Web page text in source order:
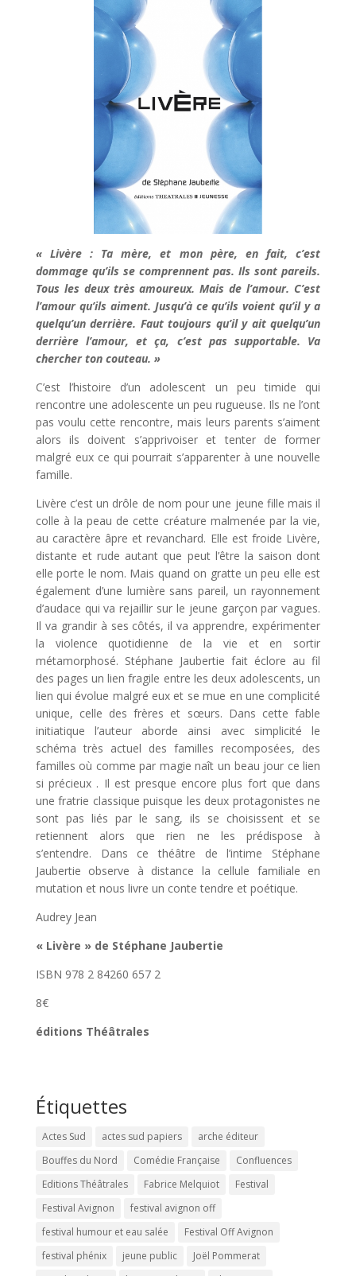
« Livère : Ta mère, et mon père, en fait, c’est
dommage qu’ils se comprennent pas. Ils sont pareils.
Tous les deux très amoureux. Mais de l’amour. C’est
l’amour qu’ils aiment. Jusqu’à ce qu’ils voient qu’il y a
quelqu’un derrière. Faut toujours qu’il y ait quelqu’un
derrière l’amour, et ça, c’est pas supportable. Va
chercher ton couteau. »
C’est l’histoire d’un adolescent un peu timide qui
rencontre une adolescente un peu rugueuse. Ils ne l’ont
pas voulu cette rencontre, mais leurs parents s’aiment
alors ils doivent s’apprivoiser et tenter de former
malgré eux ce qui pourrait s’apparenter à une nouvelle
famille.
Livère c’est un drôle de nom pour une jeune fille mais il
colle à la peau de cette créature malmenée par la vie,
au caractère âpre et revanchard. Elle est froide Livère,
distante et rude autant que peut l’être la saison dont
elle porte le nom. Mais quand on gratte un peu elle est
également d’une lumière sans pareil, un rayonnement
d’audace qui va rejaillir sur le jeune garçon par vagues.
Il va grandir à ses côtés, il va apprendre, expérimenter
la violence quotidienne de la vie et en sortir
métamorphosé. Stéphane Jaubertie fait éclore au fil
des pages un lien fragile entre les deux adolescents, un
lien qui évolue malgré eux et se mue en une complicité
unique, celle des frères et sœurs. Dans cette fable
initiatique l’auteur aborde ainsi avec simplicité le
schéma très actuel des familles recomposées, des
familles où comme par magie naît un beau jour ce lien
si précieux . Il est presque encore plus fort que dans
une fratrie classique puisque les deux protagonistes ne
sont pas liés par le sang, ils se choisissent et se
retiennent alors que rien ne les prédispose à
s’entendre. Dans ce théâtre de l’intime Stéphane
Jaubertie observe à distance la cellule familiale en
mutation et nous livre un conte tendre et poétique.
Audrey Jean
« Livère » de Stéphane Jaubertie
ISBN 978 2 84260 657 2
8€
éditions Théâtrales
Étiquettes
Actes Sud actes sud papiers
arche éditeur
Bouffes du Nord
Comédie Française
Confluences
Editions Théâtrales
Fabrice Melquiot
Festival
Festival Avignon
festival avignon off
festival humour et eau salée
Festival Off Avignon
festival phénix
jeune public
Joël Pommerat